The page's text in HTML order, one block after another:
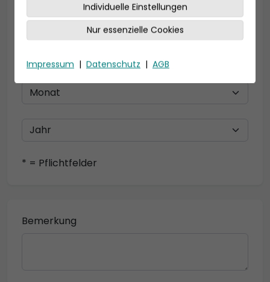
Geburtsdatum
* = Pflichtfelder
Bemerkung
Individuelle Einstellungen
Nur essenzielle Cookies
Impressum | Datenschutz | AGB